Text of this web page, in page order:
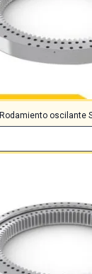
Rodamiento oscilante